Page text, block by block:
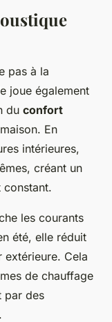
pas à la
joue également
du confort
En
intérieures,
créant un
constant.
les courants
été, elle réduit
extérieure. Cela
de chauffage
par des